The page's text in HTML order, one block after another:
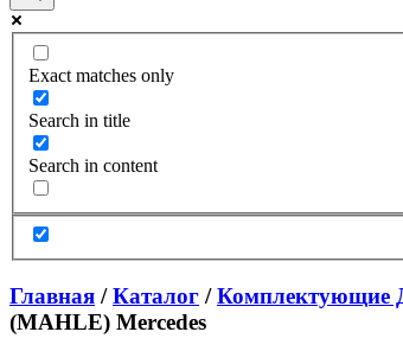
Exact matches only
Search in title
Search in content
Главная /Каталог /Комплектующие
(MAHLE) Mercedes